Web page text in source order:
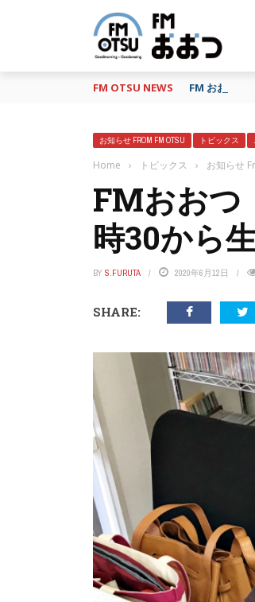
FM OTSU NEWS FM おおつ、
お知らせ FROM FM OTSU トピックス
Home › トピックス › お知らせ
FMおおつ
時30から
BY S.FURUTA 2020年6月12日
SHARE: